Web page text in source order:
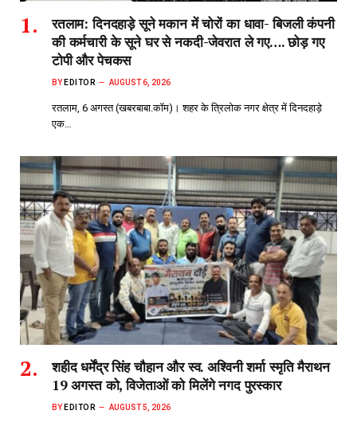
रतलाम: दिनदहाड़े सूने मकान में चोरों का धावा- बिजली कंपनी
की कर्मचारी के सूने घर से नकदी-जेवरात ले गए…. छोड़ गए
टोपी और पेचकस
BY EDITOR AUGUST 6, 2026
रतलाम, 6 अगस्त (खबरबाबा.कॉम)। शहर के त्रिलोक नगर क्षेत्र में दिनदहाड़े
एक…
शहीद धर्मेंद्र सिंह चौहान और स्व. अश्विनी शर्मा स्मृति मैराथन
19 अगस्त को, विजेताओं को मिलेंगे नगद पुरस्कार
BY EDITOR AUGUST 5, 2026